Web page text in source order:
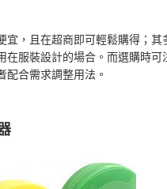
宜，且在超商即可輕鬆購得；
在服裝設計的場合。而選購時
配合需求調整用法。